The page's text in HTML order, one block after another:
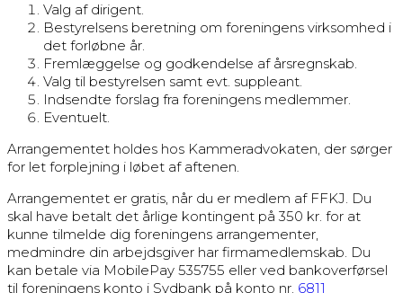
Valg af dirigent.
Bestyrelsens beretning om foreningens virksomhed i
det forløbne år.
Fremlæggelse og godkendelse af årsregnskab.
Valg til bestyrelsen samt evt. suppleant.
Indsendte forslag fra foreningens medlemmer.
Eventuelt.
Arrangementet holdes hos Kammeradvokaten, der sørger
for let forplejning i løbet af aftenen.
Arrangementet er gratis, når du er medlem af FFKJ. Du
skal have betalt det årlige kontingent på 350 kr. for at
kunne tilmelde dig foreningens arrangementer,
medmindre din arbejdsgiver har firmamedlemskab. Du
kan betale via MobilePay 535755 eller ved bankoverførsel
til foreningens konto i Sydbank på konto nr. 6811